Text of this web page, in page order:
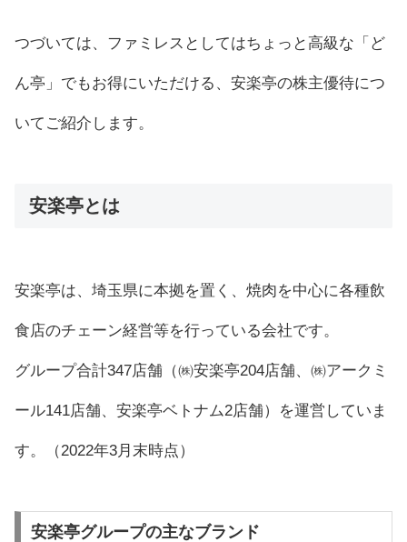
つづいては、ファミレスとしてはちょっと高級な「ど
ん亭」でもお得にいただける、安楽亭の株主優待につ
いてご紹介します。
安楽亭とは
安楽亭は、埼玉県に本拠を置く、焼肉を中心に各種飲
食店のチェーン経営等を行っている会社です。
グループ合計347店舗（㈱安楽亭204店舗、㈱アークミ
ール141店舗、安楽亭ベトナム2店舗）を運営していま
す。（2022年3月末時点）
安楽亭グループの主なブランド